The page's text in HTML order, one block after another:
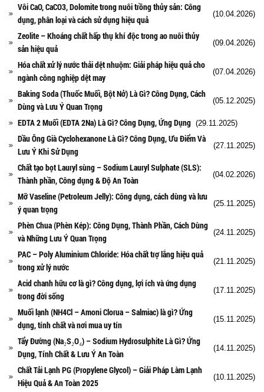
Vôi CaO, CaCO3, Dolomite trong nuôi trồng thủy sản: Công
dụng, phân loại và cách sử dụng hiệu quả
(10.04.2026)
Zeolite – Khoáng chất hấp thụ khí độc trong ao nuôi thủy
sản hiệu quả
(09.04.2026)
Hóa chất xử lý nước thải dệt nhuộm: Giải pháp hiệu quả cho
ngành công nghiệp dệt may
(07.04.2026)
Baking Soda (Thuốc Muối, Bột Nở) Là Gì? Công Dụng, Cách
Dùng và Lưu Ý Quan Trọng
(05.12.2025)
EDTA 2 Muối (EDTA 2Na) Là Gì? Công Dụng, Ứng Dụng (29.11.2025)
Dầu Ông Già Cyclohexanone Là Gì? Công Dụng, Ưu Điểm Và
Lưu Ý Khi Sử Dụng
(27.11.2025)
Chất tạo bọt Lauryl sùng – Sodium Lauryl Sulphate (SLS):
Thành phần, Công dụng & Độ An Toàn
(04.02.2026)
Mỡ Vaseline (Petroleum Jelly): Công dụng, cách dùng và lưu
ý quan trọng
(25.11.2025)
Phèn Chua (Phèn Kép): Công Dụng, Thành Phần, Cách Dùng
và Những Lưu Ý Quan Trọng
(24.11.2025)
PAC – Poly Aluminium Chloride: Hóa chất trợ lắng hiệu quả
trong xử lý nước
(21.11.2025)
Acid chanh hữu cơ là gì? Công dụng, lợi ích và ứng dụng
trong đời sống
(17.11.2025)
Muối lạnh (NH4Cl – Amoni Clorua – Salmiac) là gì? Ứng
dụng, tính chất và nơi mua uy tín
(15.11.2025)
Tẩy Đường (Na₂S₂O₄) – Sodium Hydrosulphite Là Gì? Ứng
Dụng, Tính Chất & Lưu Ý An Toàn
(14.11.2025)
Chất Tải Lạnh PG (Propylene Glycol) – Giải Pháp Làm Lạnh
Hiệu Quả & An Toàn 2025
(10.11.2025)